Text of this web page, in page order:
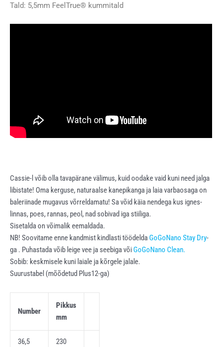
Tald: 5,5mm FeelTrue® kummitald
Cassie-l võib olla tavapärane välimus, kuid oodake vaid kuni need jalga
libistate! Oma kerguse, naturaalse kanepikanga ja laia varbaosaga on
baleriinade mugavus võrreldamatu! Sa võid käia nendega kus ignes-
linnas, poes, rannas, peol, nad sobivad iga stiiliga.
Sisetalda on võimalik eemaldada.
NB! Soovitame enne kandmist kindlasti töödeldaGoGoNano Stay Dry-
ga . Puhastada võib leige vee ja seebiga võiGoGoNano Clean.
Sobib: keskmisele kuni laiale ja kõrgele jalale.
Suurustabel (mõõdetud Plus12-ga)
Number
Pikkus
mm
36,5 230